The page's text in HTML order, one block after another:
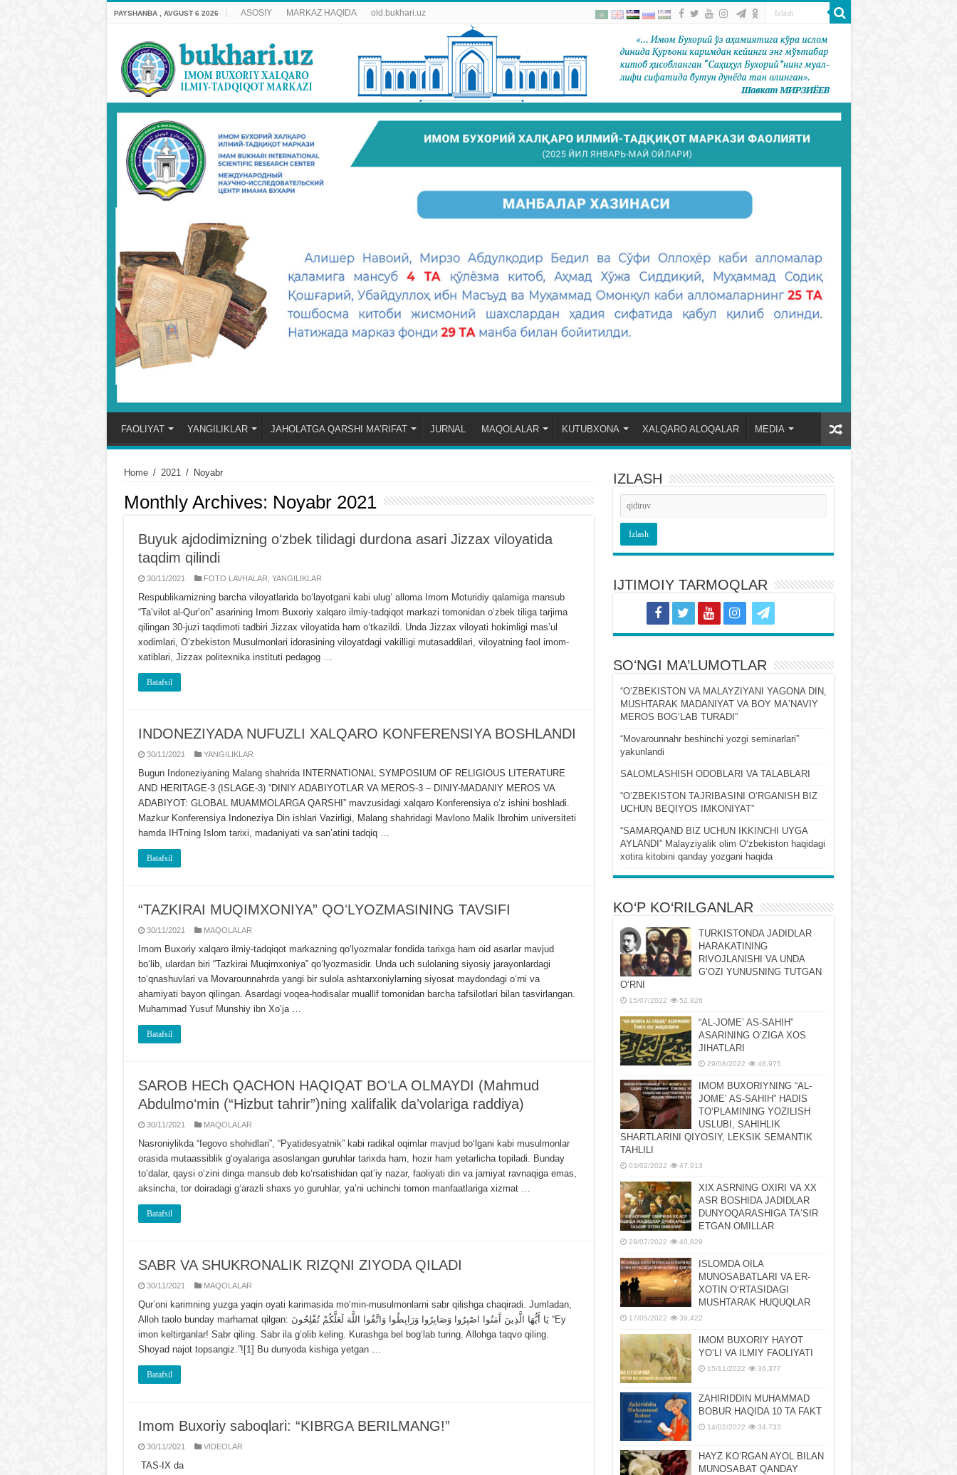
PAYSHANBA , AVGUST 6 2026 ASOSIY MARKAZ HAQIDA old.bukhari.uz
FAOLIYAT YANGILIKLAR JAHOLATGA QARSHI MA’RIFAT JURNAL MAQOLALAR KUTUBXONA XALQARO ALOQALAR MEDIA
Home / 2021 / Noyabr
Monthly Archives: Noyabr 2021
Buyuk ajdodimizning oʻzbek tilidagi durdona asari Jizzax viloyatida
taqdim qilindi
30/11/2021 FOTO LAVHALAR, YANGILIKLAR
Respublikamizning barcha viloyatlarida boʻlayotgani kabi ulugʻ alloma Imom Moturidiy qalamiga mansub
“Taʼvilot al-Qurʼon” asarining Imom Buxoriy xalqaro ilmiy-tadqiqot markazi tomonidan oʻzbek tiliga tarjima
qilingan 30-juzi taqdimoti tadbiri Jizzax viloyatida ham oʻtkazildi. Unda Jizzax viloyati hokimligi masʼul
xodimlari, Oʻzbekiston Musulmonlari idorasining viloyatdagi vakilligi mutasaddilari, viloyatning faol imom-
xatiblari, Jizzax politexnika instituti pedagog …
Batafsil
INDONЕZIYADA NUFUZLI XALQARO KONFЕRЕNSIYA BOSHLANDI
30/11/2021 YANGILIKLAR
Bugun Indoneziyaning Malang shahrida INTERNATIONAL SYMPOSIUM OF RELIGIOUS LITERATURE
AND HERITAGE-3 (ISLAGE-3) “DINIY ADABIYOTLAR VA MЕROS-3 – DINIY-MADANIY MЕROS VA
ADABIYOT: GLOBAL MUAMMOLARGA QARSHI” mavzusidagi xalqaro Konferensiya oʻz ishini boshladi.
Mazkur Konferensiya Indoneziya Din ishlari Vazirligi, Malang shahridagi Mavlono Malik Ibrohim universiteti
hamda IHTning Islom tarixi, madaniyati va sanʼatini tadqiq …
Batafsil
“TAZKIRAI MUQIMXONIYA” QOʻLYOZMASINING TAVSIFI
30/11/2021 MAQOLALAR
Imom Buxoriy xalqaro ilmiy-tadqiqot markazning qoʻlyozmalar fondida tarixga ham oid asarlar mavjud
boʻlib, ulardan biri “Tazkirai Muqimxoniya” qoʻlyozmasidir. Unda uch sulolaning siyosiy jarayonlardagi
toʻqnashuvlari va Movarounnahrda yangi bir sulola ashtarxoniylarning siyosat maydondagi oʻrni va
ahamiyati bayon qilingan. Asardagi voqea-hodisalar muallif tomonidan barcha tafsilotlari bilan tasvirlangan.
Muhammad Yusuf Munshiy ibn Xoʻja …
Batafsil
SAROB HЕCh QACHON HAQIQAT BOʻLA OLMAYDI (Mahmud
Abdulmoʻmin (“Hizbut tahrir”)ning xalifalik daʼvolariga raddiya)
30/11/2021 MAQOLALAR
Nasroniylikda “Iegovo shohidlari”, “Pyatidesyatnik” kabi radikal oqimlar mavjud boʻlgani kabi musulmonlar
orasida mutaassiblik gʻoyalariga asoslangan guruhlar tarixda ham, hozir ham yetarlicha topiladi. Bunday
toʻdalar, qaysi oʻzini dinga mansub deb koʻrsatishidan qatʼiy nazar, faoliyati din va jamiyat ravnaqiga emas,
aksincha, tor doiradagi gʻarazli shaxs yo guruhlar, yaʼni uchinchi tomon manfaatlariga xizmat …
Batafsil
SABR VA SHUKRONALIK RIZQNI ZIYODA QILADI
30/11/2021 MAQOLALAR
Qurʼoni karimning yuzga yaqin oyati karimasida moʻmin-musulmonlarni sabr qilishga chaqiradi. Jumladan,
Alloh taolo bunday marhamat qilgan: يَا أَيُّهَا الَّذِينَ آَمَنُوا اصْبِرُوا وَصَابِرُوا وَرَابِطُوا وَاتَّقُوا اللَّهَ لَعَلَّكُمْ تُفْلِحُونَ “Ey
imon keltirganlar! Sabr qiling. Sabr ila gʻolib keling. Kurashga bel bogʻlab turing. Allohga taqvo qiling.
Shoyad najot topsangiz.”![1] Bu dunyoda kishiga yetgan …
Batafsil
Imom Buxoriy saboqlari: “KIBRGA BЕRILMANG!”
30/11/2021 VIDЕOLAR
TAS-IX da
IZLASH
IJTIMOIY TARMOQLAR
SOʻNGI MA’LUMOTLAR
“OʻZBEKISTON VA MALAYZIYANI YAGONA DIN,
MUSHTARAK MADANIYAT VA BOY MAʼNAVIY
MEROS BOGʻLAB TURADI”
“Movarounnahr beshinchi yozgi seminarlari”
yakunlandi
SALOMLASHISH ODOBLARI VA TALABLARI
“OʻZBEKISTON TAJRIBASINI OʻRGANISH BIZ
UCHUN BEQIYOS IMKONIYAT”
“SAMARQAND BIZ UCHUN IKKINCHI UYGA
AYLANDI” Malayziyalik olim Oʻzbekiston haqidagi
xotira kitobini qanday yozgani haqida
KO‘P KO‘RILGANLAR
TURKISTONDA JADIDLAR
HARAKATINING
RIVOJLANISHI VA UNDA
GʻOZI YUNUSNING TUTGAN
OʻRNI
15/07/2022 52,826
“AL-JOMEʼ AS-SAHIH”
ASARINING OʻZIGA XOS
JIHATLARI
29/08/2022 48,975
IMOM BUXORIYNING “AL-
JOMEʼ AS-SAHIH” HADIS
TOʻPLAMINING YOZILISH
USLUBI, SAHIHLIK
SHARTLARINI QIYOSIY, LЕKSIK SЕMANTIK
TAHLILI
03/02/2022 47,913
XIX ASRNING OXIRI VA XX
ASR BOSHIDA JADIDLAR
DUNYOQARASHIGA TAʼSIR
ETGAN OMILLAR
29/07/2022 40,829
ISLOMDA OILA
MUNOSABATLARI VA ER-
XOTIN OʻRTASIDAGI
MUSHTARAK HUQUQLAR
17/05/2022 39,422
IMOM BUXORIY HAYOT
YOʻLI VA ILMIY FAOLIYATI
15/11/2022 36,377
ZAHIRIDDIN MUHAMMAD
BOBUR HAQIDA 10 TA FAKT
14/02/2022 34,733
HAYZ KOʻRGAN AYOL BILAN
MUNOSABAT QANDAY